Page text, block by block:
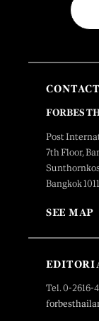
CONTACT
FORBES
Post
7th Floor,
Bangkok
SEE MAP
Tel. 0-2616-